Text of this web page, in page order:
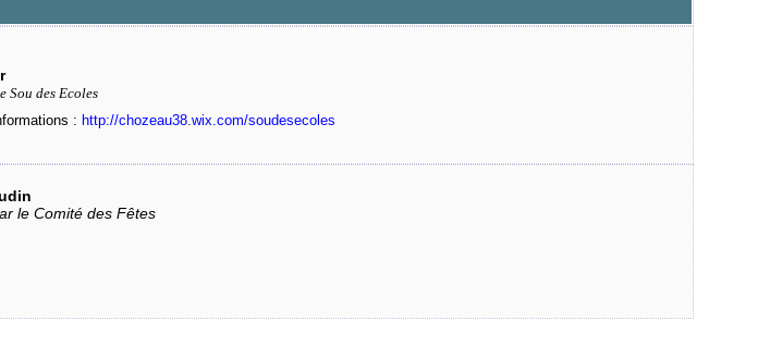
Sou des Ecoles
: http://chozeau38.wix.com/soudesecoles
le Comité des Fêtes